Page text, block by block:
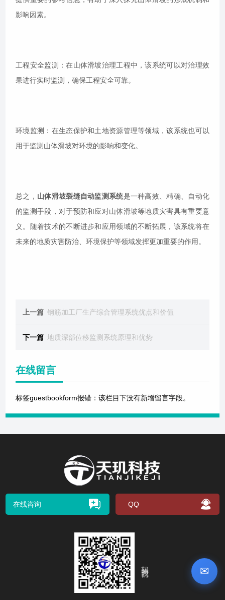
✉
影响因素。
工程安全监测：在山体滑坡治理工程中，该系统可以对治理效
果进行实时监测，确保工程安全可靠。
环境监测：在生态保护和土地资源管理等领域，该系统也可以
用于监测山体滑坡对环境的影响和变化。
总之， 山体滑坡裂缝自动监测系统是一种高效、精确、自动化
的监测手段，对于预防和应对山体滑坡等地质灾害具有重要意
义。随着技术的不断进步和应用领域的不断拓展，该系统将在
未来的地质灾害防治、环境保护等领域发挥更加重要的作用。
上一篇 钢筋加工厂生产综合管理系统优点和价值
下一篇 地质深部位移监测系统原理和优势
在线留言
标签guestbookform报错：该栏目下没有新增留言字段。
在线咨询 QQ